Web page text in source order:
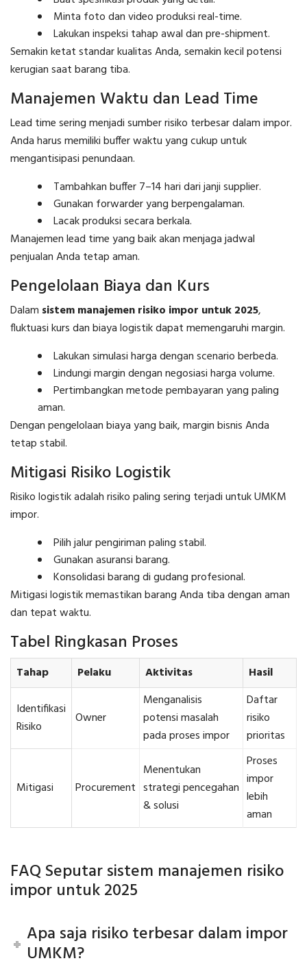
Minta foto dan video produksi real-time.
Lakukan inspeksi tahap awal dan pre-shipment.
Semakin ketat standar kualitas Anda, semakin kecil potensi
kerugian saat barang tiba.
Manajemen Waktu dan Lead Time
Lead time sering menjadi sumber risiko terbesar dalam impor.
Anda harus memiliki buffer waktu yang cukup untuk
mengantisipasi penundaan.
Tambahkan buffer 7–14 hari dari janji supplier.
Gunakan forwarder yang berpengalaman.
Lacak produksi secara berkala.
Manajemen lead time yang baik akan menjaga jadwal
penjualan Anda tetap aman.
Pengelolaan Biaya dan Kurs
Dalam sistem manajemen risiko impor untuk 2025,
fluktuasi kurs dan biaya logistik dapat memengaruhi margin.
Lakukan simulasi harga dengan scenario berbeda.
Lindungi margin dengan negosiasi harga volume.
Pertimbangkan metode pembayaran yang paling
aman.
Dengan pengelolaan biaya yang baik, margin bisnis Anda
tetap stabil.
Mitigasi Risiko Logistik
Risiko logistik adalah risiko paling sering terjadi untuk UMKM
impor.
Pilih jalur pengiriman paling stabil.
Gunakan asuransi barang.
Konsolidasi barang di gudang profesional.
Mitigasi logistik memastikan barang Anda tiba dengan aman
dan tepat waktu.
Tabel Ringkasan Proses
Tahap Pelaku Aktivitas Hasil
Identifikasi
Risiko
Owner
Menganalisis
potensi masalah
pada proses impor
Daftar
risiko
prioritas
Mitigasi Procurement
Menentukan
strategi pencegahan
& solusi
Proses
impor
lebih
aman
FAQ Seputar sistem manajemen risiko
impor untuk 2025
Apa saja risiko terbesar dalam impor
UMKM?